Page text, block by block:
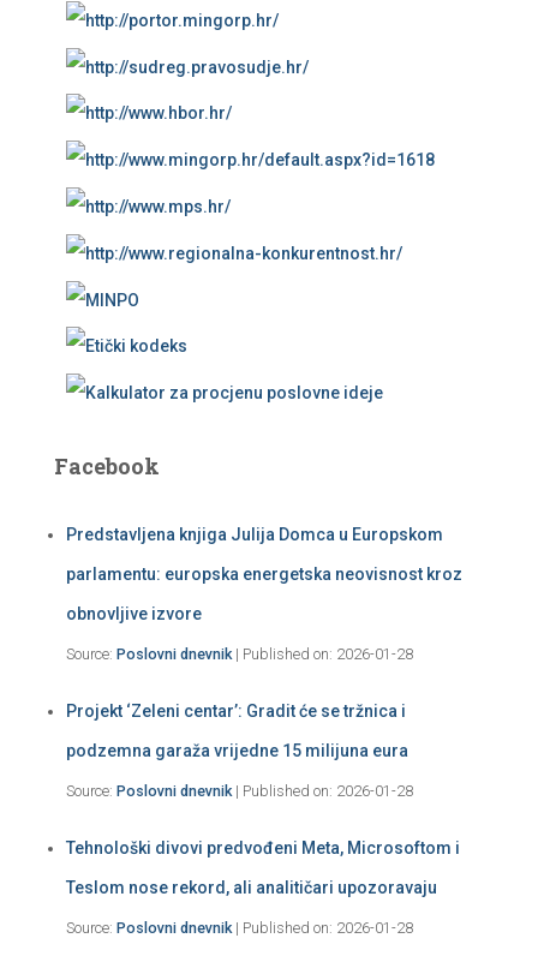
Facebook
Predstavljena knjiga Julija Domca u Europskom
parlamentu: europska energetska neovisnost kroz
obnovljive izvore
Source: Poslovni dnevnik Published on: 2026-01-28
Projekt ‘Zeleni centar’: Gradit će se tržnica i
podzemna garaža vrijedne 15 milijuna eura
Source: Poslovni dnevnik Published on: 2026-01-28
Tehnološki divovi predvođeni Meta, Microsoftom i
Teslom nose rekord, ali analitičari upozoravaju
Source: Poslovni dnevnik Published on: 2026-01-28